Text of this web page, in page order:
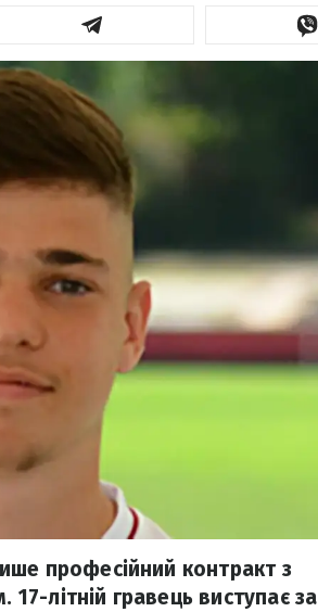
професійний контракт з
літній гравець виступає за